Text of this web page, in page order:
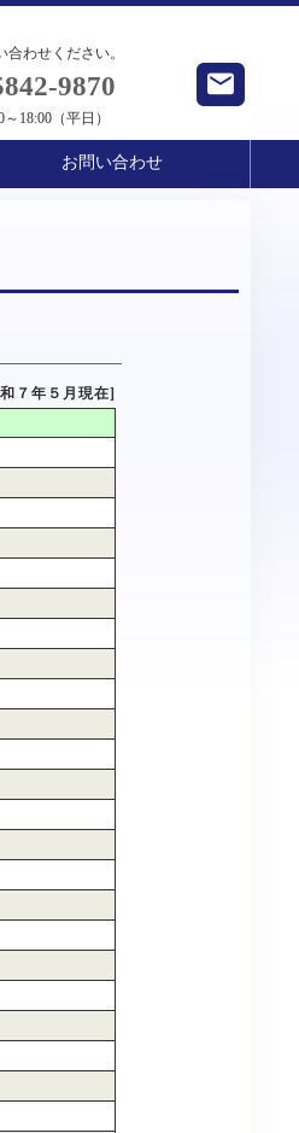
合わせください。
9870
～18:00（平日）
お問い合わせ
７年５月現在]